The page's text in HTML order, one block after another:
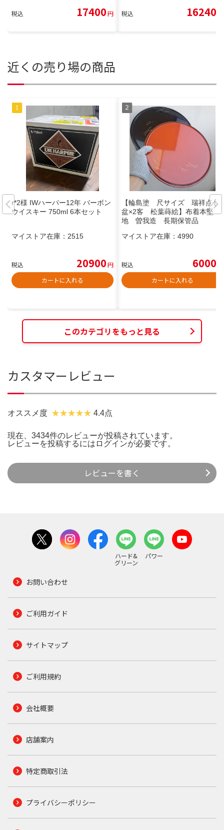
税込 17400円 税込 16240
近くの売り場の商品
r*2様 IWハーパー12年 バーボン
ウイスキー 750ml 6本セット
マイストア在庫： 2515
税込 20900円
カートに入れる
【輪島塗 尺サイズ 瑞祥点心
盆×2客 松葉蒔絵】布着本堅
地 曽我造 長期保管品
マイストア在庫： 4990
税込 6000
カートに入れる
このカテゴリをもっと見る
カスタマーレビュー
オススメ度 4.4点
現在、3434件のレビューが投稿されています。
レビューを投稿するには ログインが必要です。
レビューを書く
ハード&
グリーン
パワー
お問い合わせ
ご利用ガイド
サイトマップ
ご利用規約
会社概要
店舗案内
特定商取引法
プライバシーポリシー